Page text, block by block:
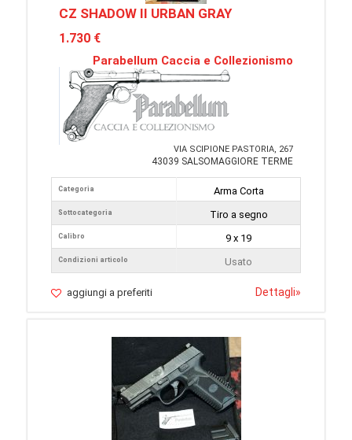
CZ SHADOW II URBAN GRAY
1.730 €
Parabellum Caccia e Collezionismo
VIA SCIPIONE PASTORIA, 267
43039 SALSOMAGGIORE TERME
Categoria
Sottocategoria
Calibro
Condizioni articolo
Arma Corta
Tiro a segno
9 x 19
Usato
aggiungi a preferiti Dettagli»